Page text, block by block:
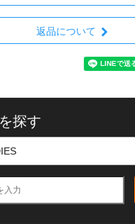
返品について
探す